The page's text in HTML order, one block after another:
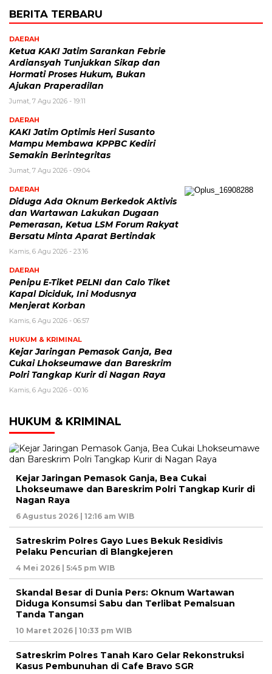
BERITA TERBARU
DAERAH
Ketua KAKI Jatim Sarankan Febrie
Ardiansyah Tunjukkan Sikap dan
Hormati Proses Hukum, Bukan
Ajukan Praperadilan
Jumat, 7 Agu 2026 - 19:11
DAERAH
KAKI Jatim Optimis Heri Susanto
Mampu Membawa KPPBC Kediri
Semakin Berintegritas
Jumat, 7 Agu 2026 - 09:04
DAERAH
Diduga Ada Oknum Berkedok Aktivis
dan Wartawan Lakukan Dugaan
Pemerasan, Ketua LSM Forum Rakyat
Bersatu Minta Aparat Bertindak
Kamis, 6 Agu 2026 - 23:16
DAERAH
Penipu E-Tiket PELNI dan Calo Tiket
Kapal Diciduk, Ini Modusnya
Menjerat Korban
Kamis, 6 Agu 2026 - 06:57
HUKUM & KRIMINAL
Kejar Jaringan Pemasok Ganja, Bea
Cukai Lhokseumawe dan Bareskrim
Polri Tangkap Kurir di Nagan Raya
Kamis, 6 Agu 2026 - 00:16
HUKUM & KRIMINAL
Kejar Jaringan Pemasok Ganja, Bea Cukai
Lhokseumawe dan Bareskrim Polri Tangkap Kurir di
Nagan Raya
6 Agustus 2026 | 12:16 am WIB
Satreskrim Polres Gayo Lues Bekuk Residivis
Pelaku Pencurian di Blangkejeren
4 Mei 2026 | 5:45 pm WIB
Skandal Besar di Dunia Pers: Oknum Wartawan
Diduga Konsumsi Sabu dan Terlibat Pemalsuan
Tanda Tangan
10 Maret 2026 | 10:33 pm WIB
Satreskrim Polres Tanah Karo Gelar Rekonstruksi
Kasus Pembunuhan di Cafe Bravo SGR